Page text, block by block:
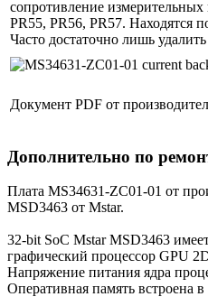
сопротивление
PR55, PR56, PR57. Находятся
Часто достаточно лишь
Документ PDF от
Дополнительно по
Плата MS34631-ZC01-01 от
MSD3463 от Mstar.
32-bit SoC Mstar MSD3463
графический процессор GPU
Напряжение питания ядра
Оперативная память встроена